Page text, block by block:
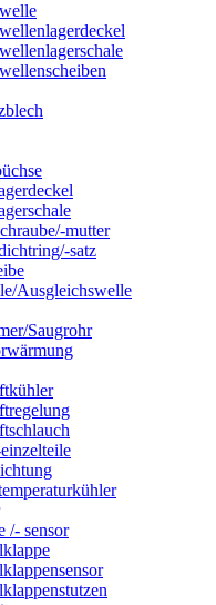
mutter
satz
Ausgleichswelle
Saugrohr
/- sensor